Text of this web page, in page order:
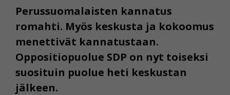
Perussuomalaisten kannatus
romahti. Myös keskusta ja kokoomus
menettivät kannatustaan.
Oppositiopuolue SDP on nyt toiseksi
suosituin puolue heti keskustan
jälkeen.